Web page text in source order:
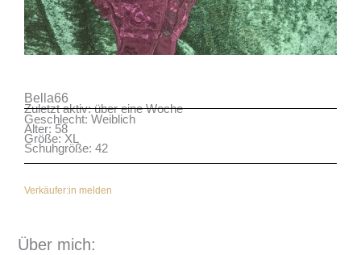
Bella66
Zuletzt aktiv: über eine Woche
Geschlecht: Weiblich
Alter: 58
Größe: XL
Schuhgröße: 42
Verkäufer:in melden
Über mich: